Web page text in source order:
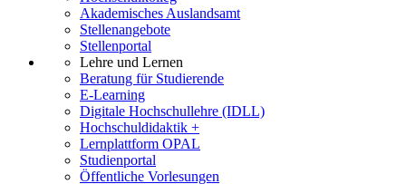
Akademisches Auslandsamt
Stellenangebote
Stellenportal
Lehre und Lernen
Beratung für Studierende
E-Learning
Digitale Hochschullehre (IDLL)
Hochschuldidaktik +
Lernplattform OPAL
Studienportal
Öffentliche Vorlesungen